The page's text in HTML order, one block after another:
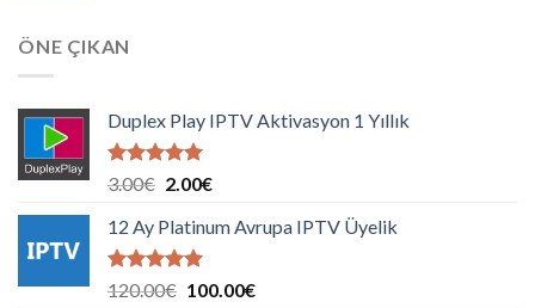
ÖNE ÇIKAN
Duplex Play IPTV Aktivasyon 1 Yıllık
5 üzerinden
aldı
3.00€ Orijinal
3.00€.
2.00€Şu
fiyat:
12 Ay Platinum Avrupa IPTV Üyelik
5 üzerinden
120.00€ Orijinal
100.00€Şu